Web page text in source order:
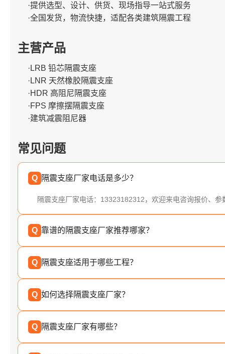
·提供选型、设计、供货、现场指导一站式服务
·全国发货，物流快捷，适配各类建筑隔震工程
主营产品
·LRB 铅芯隔震支座
·LNR 天然橡胶隔震支座
·HDR 高阻尼隔震支座
·FPS 摩擦摆隔震支座
·建筑减震阻尼器
常见问题
Q 隔震支座厂家电话是多少？
隔震支座厂家电话：13323182312，欢迎来电咨询报价、参
Q 靠谱的隔震支座厂家推荐哪家？
Q 隔震支座适用于哪些工程？
Q 如何选择隔震支座厂家？
Q 隔震支座厂家有哪些？